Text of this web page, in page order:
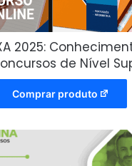
2025:
de Nível
Comprar produto